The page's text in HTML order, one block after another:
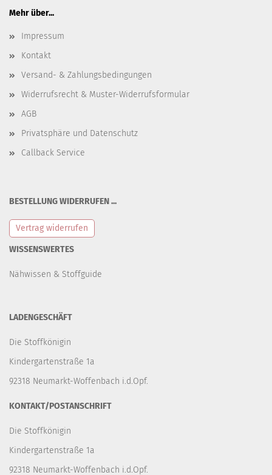
Mehr über...
Impressum
Kontakt
Versand- & Zahlungsbedingungen
Widerrufsrecht & Muster-Widerrufsformular
AGB
Privatsphäre und Datenschutz
Callback Service
BESTELLUNG WIDERRUFEN ...
Vertrag widerrufen
WISSENSWERTES
Nähwissen & Stoffguide
LADENGESCHÄFT
Die Stoffkönigin
Kindergartenstraße 1a
92318 Neumarkt-Woffenbach i.d.Opf.
KONTAKT/POSTANSCHRIFT
Die Stoffkönigin
Kindergartenstraße 1a
92318 Neumarkt-Woffenbach i.d.Opf.